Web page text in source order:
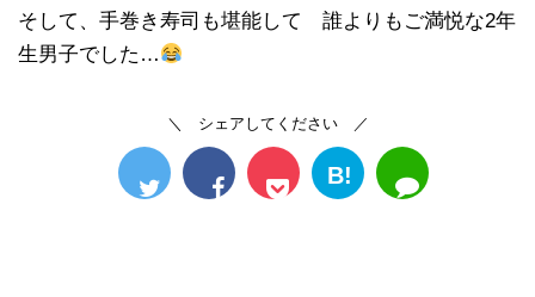
そして、手巻き寿司も堪能して 誰よりもご満悦な2年
生男子でした…
＼ シェアしてください ／
B!